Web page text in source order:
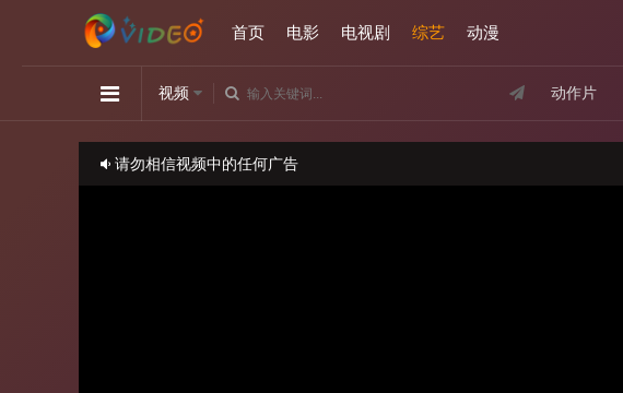
首页 电影 电视剧 综艺 动漫
动作片
视频
请勿相信视频中的任何广告